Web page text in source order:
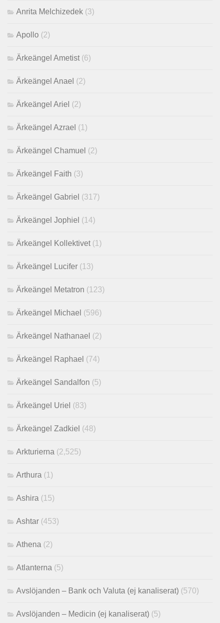
Anrita Melchizedek (3)
Apollo (2)
Ärkeängel Ametist (6)
Ärkeängel Anael (2)
Ärkeängel Ariel (2)
Ärkeängel Azrael (1)
Ärkeängel Chamuel (2)
Ärkeängel Faith (3)
Ärkeängel Gabriel (317)
Ärkeängel Jophiel (14)
Ärkeängel Kollektivet (1)
Ärkeängel Lucifer (13)
Ärkeängel Metatron (123)
Ärkeängel Michael (596)
Ärkeängel Nathanael (2)
Ärkeängel Raphael (74)
Ärkeängel Sandalfon (5)
Ärkeängel Uriel (83)
Ärkeängel Zadkiel (48)
Arkturierna (2,525)
Arthura (1)
Ashira (15)
Ashtar (453)
Athena (2)
Atlanterna (5)
Avslöjanden – Bank och Valuta (ej kanaliserat) (570)
Avslöjanden – Medicin (ej kanaliserat) (5)